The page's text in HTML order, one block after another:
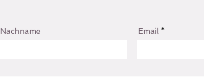
Nachname Email